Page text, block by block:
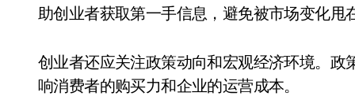
助创业者获取第一手信息，避免被市场变化甩
创业者还应关注政策动向和宏观经济环境。
响消费者的购买力和企业的运营成本。